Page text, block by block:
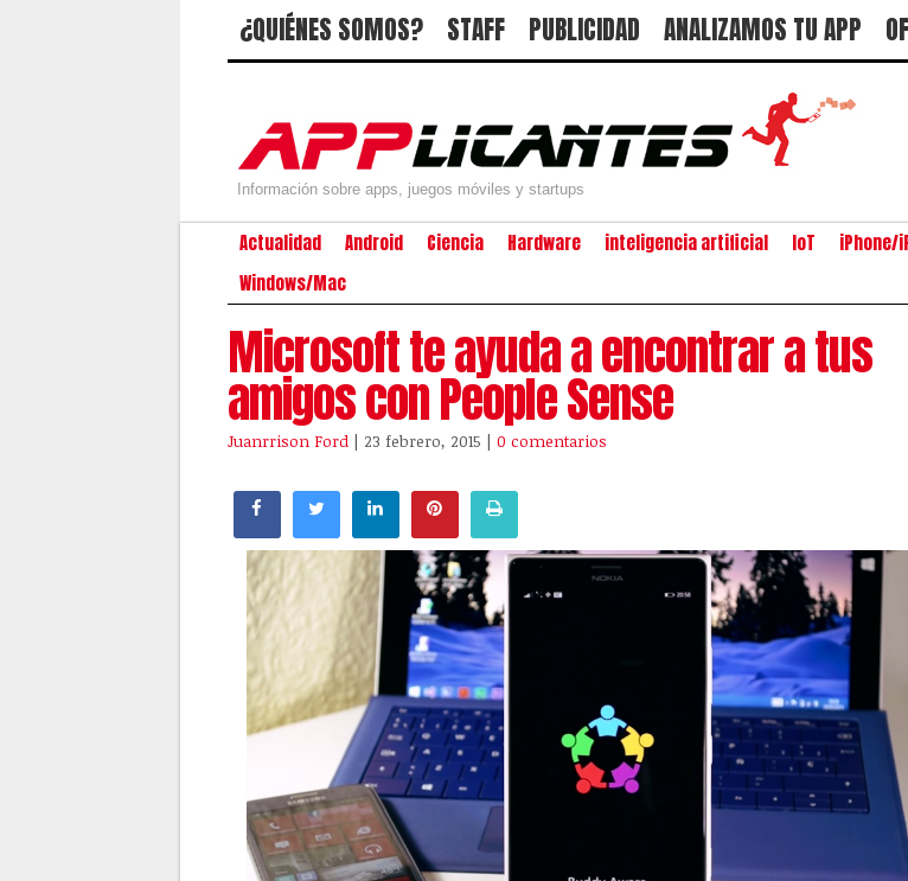
¿QUIÉNES SOMOS? STAFF PUBLICIDAD ANALIZAMOS TU APP
Información sobre apps, juegos móviles y startups
Actualidad Android Ciencia Hardware inteligencia artificial IoT iPhone/
Windows/Mac
Microsoft te ayuda a encontrar a tus
amigos con People Sense
Juanrrison Ford | 23 febrero, 2015 | 0 comentarios